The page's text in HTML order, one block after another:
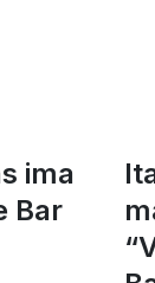
ima
Bar